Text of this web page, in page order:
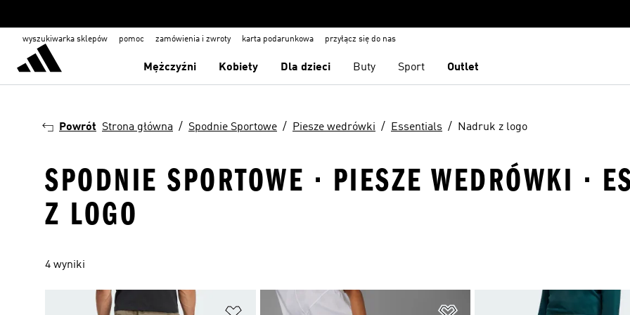
wyszukiwarka sklepów pomoc zamówienia i zwroty karta podarunkowa przyłącz się do nas
Mężczyźni Kobiety Dla dzieci Buty Sport Outlet
Powrót Strona główna Spodnie Sportowe Piesze wedrówki Essentials Nadruk z logo
SPODNIE SPORTOWE · PIESZE WEDRÓWKI ·
Z LOGO
4 wyniki
Dodaj do listy życzeń Dodaj do listy życzeń